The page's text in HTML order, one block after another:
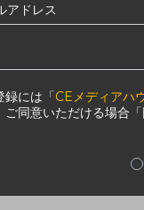
アドレス
録には「CEメディアハ
ご同意いただける場合